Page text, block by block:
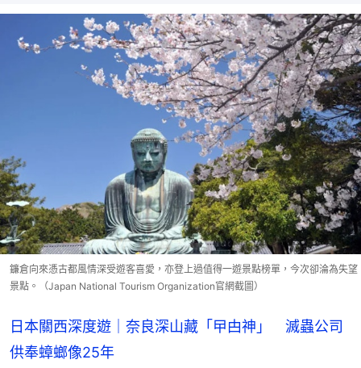
鐮倉向來憑古都風情深受遊客喜愛，亦登上過值得一遊景點榜單，今次卻淪為失望
景點。（Japan National Tourism Organization官網截圖）
日本關西深度遊｜奈良深山藏「曱甴神」 滅蟲公司
供奉蟑螂像25年